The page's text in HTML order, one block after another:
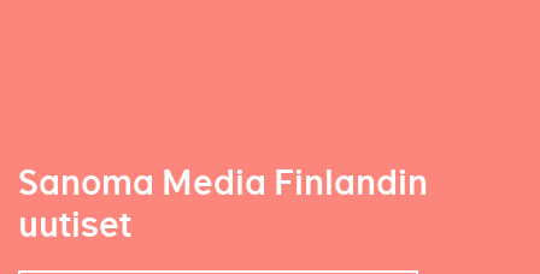
Sanoma Media Finlandin
uutiset